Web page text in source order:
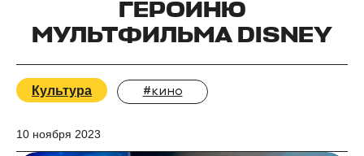
ГЕРОИНЮ
МУЛЬТФИЛЬМА DISNEY
Культура #кино
10 ноября 2023